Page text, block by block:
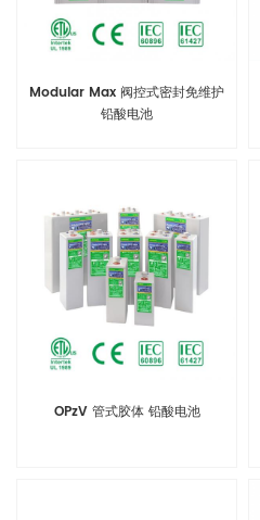
Modular Max 阀控式密封免维护
铅酸电池
OPzV 管式胶体 铅酸电池